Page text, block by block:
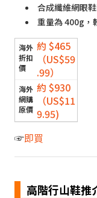
合成纖維網眼
重量為 400g，
約 $465
（US$59
.99）
約 $930
（US$11
9.95)
☞即買
高階行山鞋推